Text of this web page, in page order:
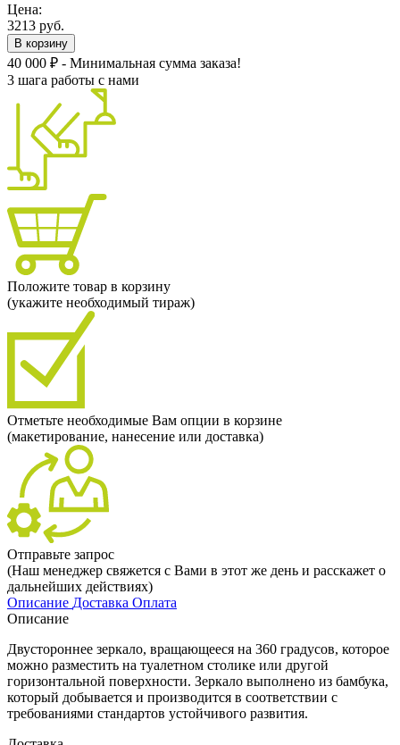
Цена:
3213 руб.
В корзину
40 000 ₽ - Минимальная сумма заказа!
3 шага работы с нами
Положите товар в корзину
(укажите необходимый тираж)
Отметьте необходимые Вам опции в корзине
(макетирование, нанесение или доставка)
Отправьте запрос
(Наш менеджер свяжется с Вами в этот же день и расскажет о
дальнейших действиях)
Описание Доставка Оплата
Описание
Двустороннее зеркало, вращающееся на 360 градусов, которое
можно разместить на туалетном столике или другой
горизонтальной поверхности. Зеркало выполнено из бамбука,
который добывается и производится в соответствии с
требованиями стандартов устойчивого развития.